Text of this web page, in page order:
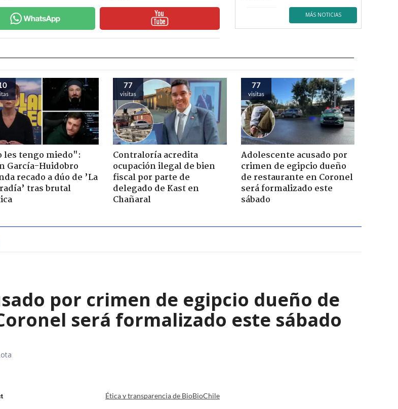
MÁS NOTICIAS
les tengo miedo":
García-Huidobro
recado a dúo de ’La
tras brutal
77
visitas
Contraloría acredita
ocupación ilegal de bien
fiscal por parte de
delegado de Kast en
Chañaral
77
visitas
Adolescente acusado por
crimen de egipcio dueño
de restaurante en Coronel
será formalizado este
sábado
por crimen de egipcio dueño de
será formalizado este sábado
Ética y transparencia de BioBioChile